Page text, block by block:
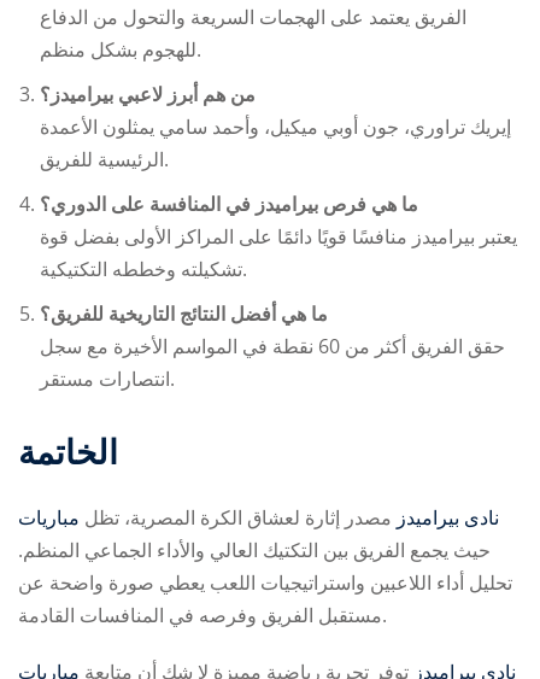
الفريق يعتمد على الهجمات السريعة والتحول من الدفاع
للهجوم بشكل منظم.
من هم أبرز لاعبي بيراميدز؟
إيريك تراوري، جون أوبي ميكيل، وأحمد سامي يمثلون الأعمدة
الرئيسية للفريق.
ما هي فرص بيراميدز في المنافسة على الدوري؟
يعتبر بيراميدز منافسًا قويًا دائمًا على المراكز الأولى بفضل قوة
تشكيلته وخططه التكتيكية.
ما هي أفضل النتائج التاريخية للفريق؟
حقق الفريق أكثر من 60 نقطة في المواسم الأخيرة مع سجل
انتصارات مستقر.
الخاتمة
تظل مباريات ‎نادى بيراميدز مصدر إثارة لعشاق الكرة المصرية،
حيث يجمع الفريق بين التكتيك العالي والأداء الجماعي المنظم.
تحليل أداء اللاعبين واستراتيجيات اللعب يعطي صورة واضحة عن
مستقبل الفريق وفرصه في المنافسات القادمة.
لا شك أن متابعة مباريات ‎نادى بيراميدز توفر تجربة رياضية مميزة